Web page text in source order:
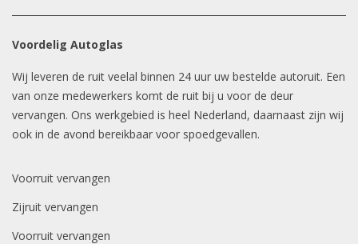
Voordelig Autoglas
Wij leveren de ruit veelal binnen 24 uur uw bestelde autoruit. Een
van onze medewerkers komt de ruit bij u voor de deur
vervangen. Ons werkgebied is heel Nederland, daarnaast zijn wij
ook in de avond bereikbaar voor spoedgevallen.
Voorruit vervangen
Zijruit vervangen
Voorruit vervangen